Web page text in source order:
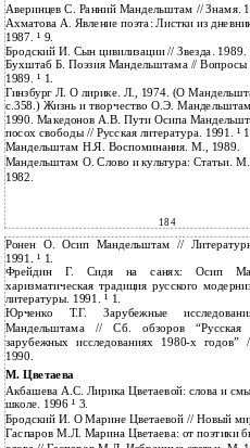
Аверинцев С. Ранний Мандельштам // Знамя.
Ахматова А. Явление поэта: Листки из
1987. ¹ 9.
Бродский И. Сын цивилизации // Звезда. 1989.
Бухштаб Б. Поэзия Мандельштама // Вопросы
1989. ¹ 1.
Гинзбург Л. О лирике. Л., 1974. (О
с.358.) Жизнь и творчество О.Э.
1990. Македонов А.В. Пути Осипа
посох свободы // Русская литература. 1991. ¹
Мандельштам Н.Я. Воспоминания. М., 1989.
Мандельштам О. Слово и культура: Статьи.
1982.
184
Ронен О. Осип Мандельштам //
1991. ¹ 1.
Фрейдин Г. Сидя на санях: Осип
харизматическая традиция русского
литературы. 1991. ¹ 1.
Юрченко Т.Г. Зарубежные
Мандельштама // Сб. обзоров “Русская
зарубежных исследованиях 1980-х
1990.
М. Цветаева
Акбашева А.С. Лирика Цветаевой: слова и
школе. 1996 ¹ 3.
Бродский И. О Марине Цветаевой // Новый
Гаспаров М.Л. Марина Цветаева: от поэтики